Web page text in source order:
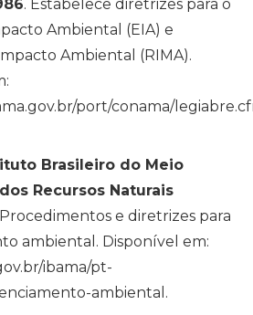
. Estabelece diretrizes para o
Ambiental (EIA) e
Ambiental (RIMA).
port/conama/
Brasileiro do Meio
Recursos Naturais
e diretrizes para
ambiental. Disponível em:
ibama/pt-
ambiental.